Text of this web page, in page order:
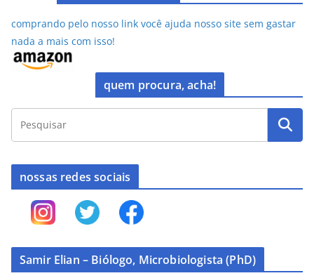
comprando pelo nosso link você ajuda nosso site sem gastar
nada a mais com isso!
quem procura, acha!
nossas redes sociais
Samir Elian – Biólogo, Microbiologista (PhD)